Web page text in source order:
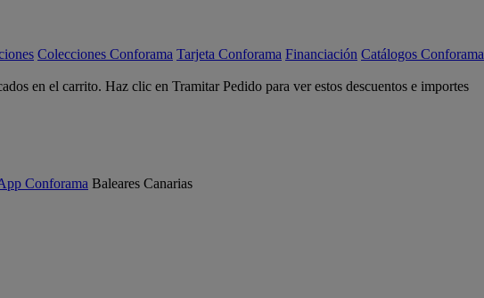
Colecciones Conforama Tarjeta Conforama Financiación Catálogos Conforama
en el carrito. Haz clic en Tramitar Pedido para ver estos descuentos e importes
Conforama Baleares Canarias